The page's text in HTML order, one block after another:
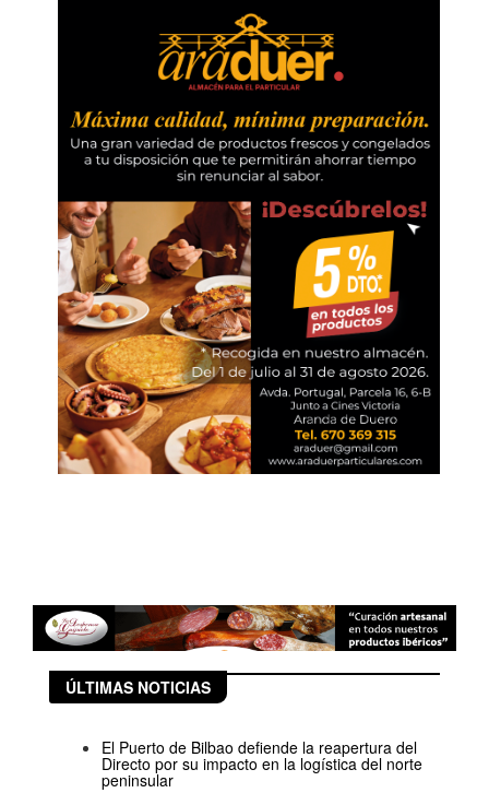
ÚLTIMAS NOTICIAS
El Puerto de Bilbao defiende la reapertura del
Directo por su impacto en la logística del norte
peninsular